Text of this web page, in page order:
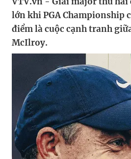
lớn khi PGA
điểm là cuộc cạnh tranh
McIlroy.